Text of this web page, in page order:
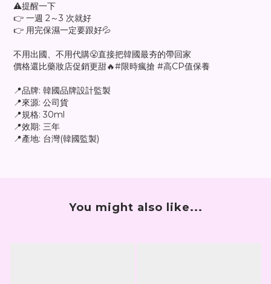
⚠️提醒一下
👉 一週 2～3 次就好
👉 用完保濕一定要跟好💦
不用出國、不用代購😤直接把韓國最夯的帶回家
價格還比藥妝店促銷更甜🔥#限時瘋搶 #高CP值保養
📍品牌: 韓國品牌設計監製
📍來源: 公司貨
📍規格: 30ml
📍效期: 三年
📍產地: 台灣(韓國監製)
You might also like...